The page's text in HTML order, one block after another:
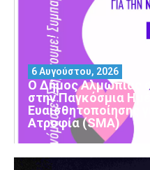
Ο Δήμος Αλμωπίας
στην Παγκόσμια
Ευαισθητοποίησης
Ατροφία (SMA)
6 Αυγούστου, 2026